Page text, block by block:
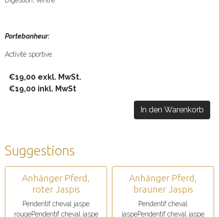
Portebonheur:
Activité sportive.
€19,00 exkl. MwSt.
€19,00 inkl. MwSt
In den Warenkorb
Suggestions
Anhänger Pferd,
roter Jaspis
Pendentif cheval jaspe
rougePendentif cheval jaspe
Anhänger Pferd,
brauner Jaspis
Pendentif cheval
jaspePendentif cheval jaspe